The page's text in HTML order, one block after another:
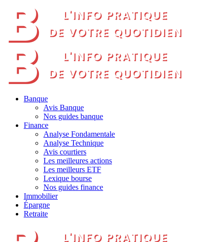
Banque
Avis Banque
Nos guides banque
Finance
Analyse Fondamentale
Analyse Technique
Avis courtiers
Les meilleures actions
Les meilleurs ETF
Lexique bourse
Nos guides finance
Immobilier
Épargne
Retraite